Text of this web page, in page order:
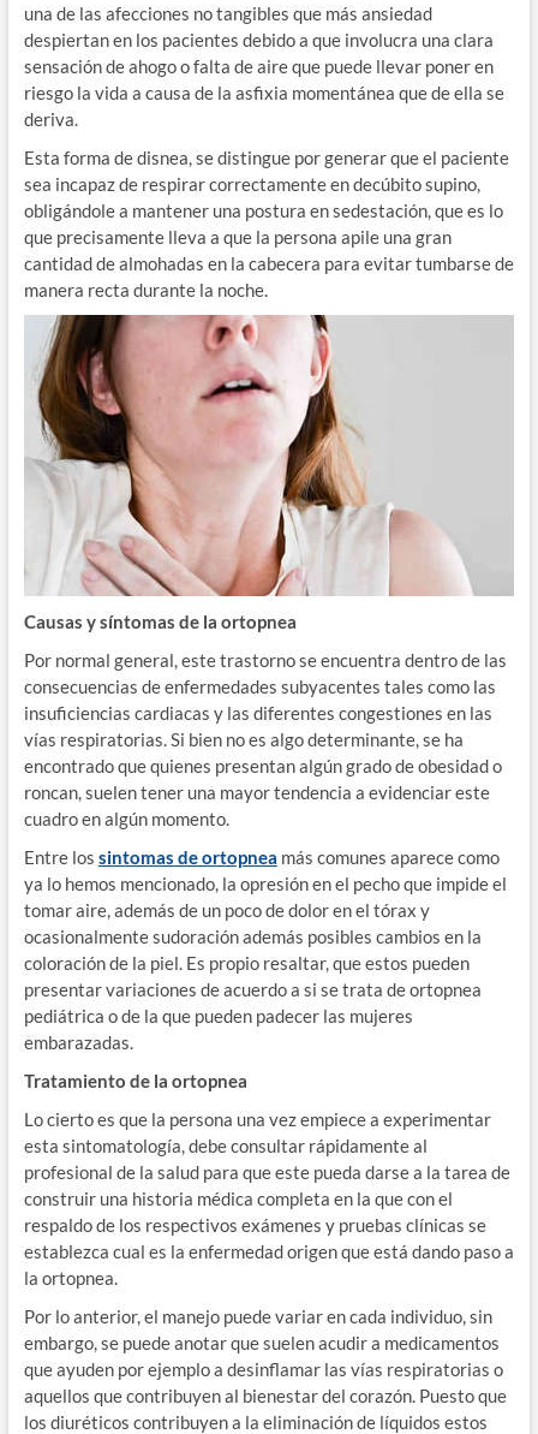
una de las afecciones no tangibles que más ansiedad
despiertan en los pacientes debido a que involucra una clara
sensación de ahogo o falta de aire que puede llevar poner en
riesgo la vida a causa de la asfixia momentánea que de ella se
deriva.
Esta forma de disnea, se distingue por generar que el paciente
sea incapaz de respirar correctamente en decúbito supino,
obligándole a mantener una postura en sedestación, que es lo
que precisamente lleva a que la persona apile una gran
cantidad de almohadas en la cabecera para evitar tumbarse de
manera recta durante la noche.
Causas y síntomas de la ortopnea
Por normal general, este trastorno se encuentra dentro de las
consecuencias de enfermedades subyacentes tales como las
insuficiencias cardiacas y las diferentes congestiones en las
vías respiratorias. Si bien no es algo determinante, se ha
encontrado que quienes presentan algún grado de obesidad o
roncan, suelen tener una mayor tendencia a evidenciar este
cuadro en algún momento.
Entre los sintomas de ortopnea más comunes aparece como
ya lo hemos mencionado, la opresión en el pecho que impide el
tomar aire, además de un poco de dolor en el tórax y
ocasionalmente sudoración además posibles cambios en la
coloración de la piel. Es propio resaltar, que estos pueden
presentar variaciones de acuerdo a si se trata de ortopnea
pediátrica o de la que pueden padecer las mujeres
embarazadas.
Tratamiento de la ortopnea
Lo cierto es que la persona una vez empiece a experimentar
esta sintomatología, debe consultar rápidamente al
profesional de la salud para que este pueda darse a la tarea de
construir una historia médica completa en la que con el
respaldo de los respectivos exámenes y pruebas clínicas se
establezca cual es la enfermedad origen que está dando paso a
la ortopnea.
Por lo anterior, el manejo puede variar en cada individuo, sin
embargo, se puede anotar que suelen acudir a medicamentos
que ayuden por ejemplo a desinflamar las vías respiratorias o
aquellos que contribuyen al bienestar del corazón. Puesto que
los diuréticos contribuyen a la eliminación de líquidos estos